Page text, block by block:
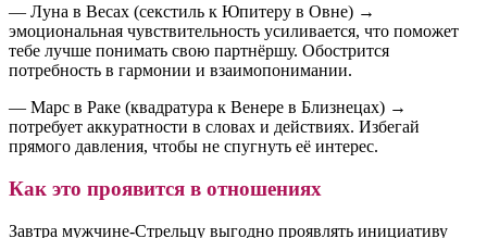
— Луна в Весах (секстиль к Юпитеру в Овне) →
эмоциональная чувствительность усиливается, что поможет
тебе лучше понимать свою партнёршу. Обострится
потребность в гармонии и взаимопонимании.
— Марс в Раке (квадратура к Венере в Близнецах) →
потребует аккуратности в словах и действиях. Избегай
прямого давления, чтобы не спугнуть её интерес.
Как это проявится в отношениях
Завтра мужчине-Стрельцу выгодно проявлять инициативу